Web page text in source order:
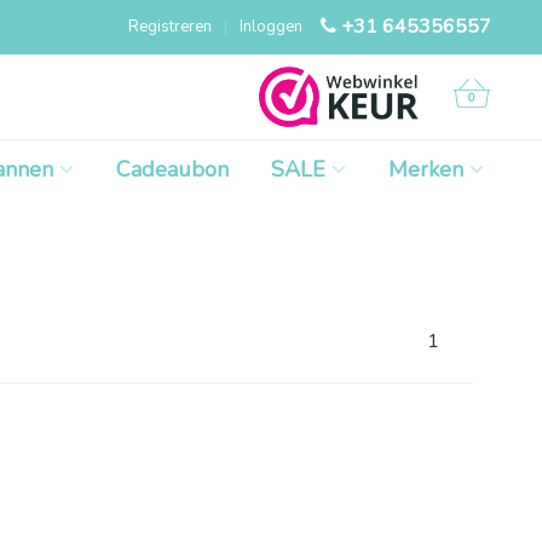
+31 645356557
Inloggen
|
Registreren
0
Cadeaubon SALE Merken
1